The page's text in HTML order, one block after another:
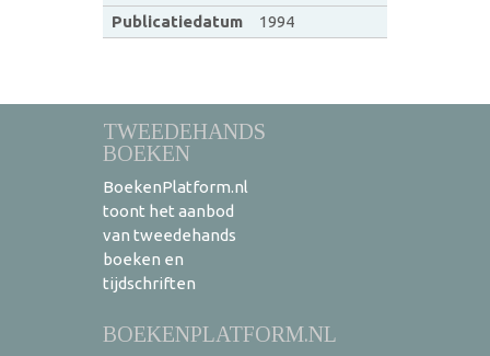
Publicatiedatum
1994
TWEEDEHANDS
BOEKEN
BoekenPlatform.nl
toont het aanbod
van tweedehands
boeken en
tijdschriften
BOEKENPLATFORM.NL